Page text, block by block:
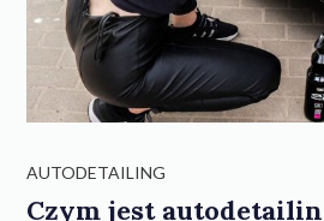
AUTODETAILING
Czym jest